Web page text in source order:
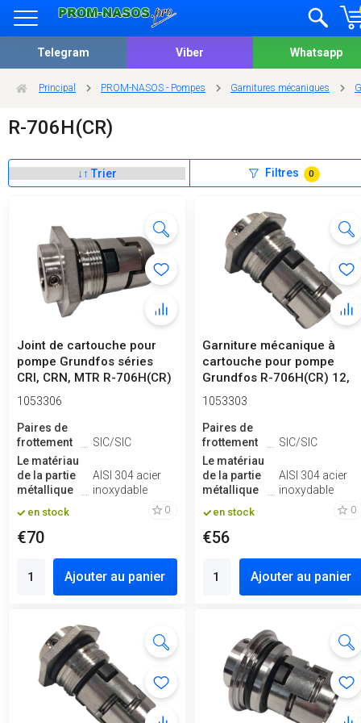
Telegram Viber Whatsapp
Principal PROM-NASOS - Pompes Garnitures mécaniques
R-706H(CR)
Filtres 0
Joint de cartouche pour
pompe Grundfos séries
CRI, CRN, MTR R-706H(CR)
16, SI...
1053306
Paires de
frottement
SIC/SIC
Le matériau
de la partie
métallique
AISI 304 acier
inoxydable
en stock 0
€70
Ajouter au panier
Garniture mécanique à
cartouche pour pompe
Grundfos R-706H(CR) 12,
SiC/SiC, E...
1053303
Paires de
frottement
SIC/SIC
Le matériau
de la partie
métallique
AISI 304 acier
inoxydable
en stock 0
€56
Ajouter au panier